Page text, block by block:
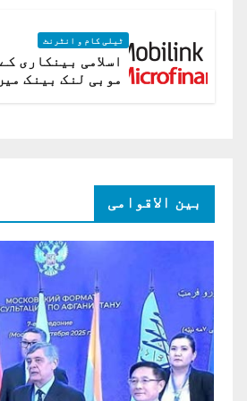
ٹیلی کام و انٹرنٹ
اسلامی بینکاری
بین الاقوامی